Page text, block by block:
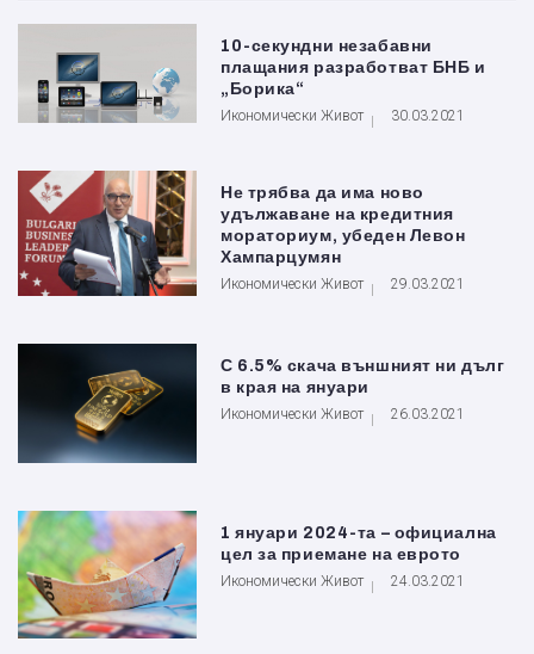
10-секундни незабавни
плащания разработват БНБ и
„Борика“
Икономически Живот 30.03.2021
Не трябва да има ново
удължаване на кредитния
мораториум, убеден Левон
Хампарцумян
Икономически Живот 29.03.2021
С 6.5% скача външният ни дълг
в края на януари
Икономически Живот 26.03.2021
1 януари 2024-та – официална
цел за приемане на еврото
Икономически Живот 24.03.2021